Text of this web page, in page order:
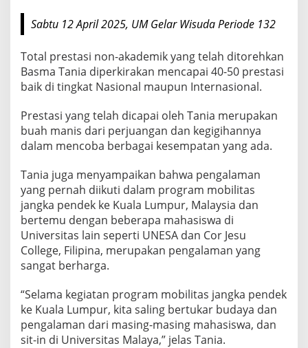
c
h
I
n
e
r
n
s
i
o
l
Sabtu 12 April 2025, UM Gelar Wisuda Periode 132
Total prestasi non-akademik yang telah ditorehkan
Basma Tania diperkirakan mencapai 40-50 prestasi
baik di tingkat Nasional maupun Internasional.
Prestasi yang telah dicapai oleh Tania merupakan
buah manis dari perjuangan dan kegigihannya
dalam mencoba berbagai kesempatan yang ada.
Tania juga menyampaikan bahwa pengalaman
yang pernah diikuti dalam program mobilitas
jangka pendek ke Kuala Lumpur, Malaysia dan
bertemu dengan beberapa mahasiswa di
Universitas lain seperti UNESA dan Cor Jesu
College, Filipina, merupakan pengalaman yang
sangat berharga.
“Selama kegiatan program mobilitas jangka pendek
ke Kuala Lumpur, kita saling bertukar budaya dan
pengalaman dari masing-masing mahasiswa, dan
sit-in di Universitas Malaya,” jelas Tania.